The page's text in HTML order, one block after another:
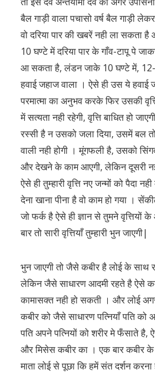
बैल गाड़ी वाला पचासो वर्ष बैल गाड़ी
वो दरिया पार की खबरें नही ला सकता
10 घण्टे में दरिया पार के गाँव-टापू पे
आ सकता है, लंडन जाके 10 घण्टे में,
हवाई जहाज वाला । ऐसे ही उस ये हवाई
परमात्मा का अनुभव करके फिर उसकी
में सत्यता नही रहेगी, वृत्ति बाधित हो
रस्सी है न उसको जला दिया, उसमें बल
वाली नही होगी । मूंगफली है, उसको
और देखने के काम आएगी, लेकिन दूसरी
ऐसे ही तुम्हारी वृत्ति नए जन्मों को पैदा
देना खाना पीना है वो काम हो गया ।
जो फर्क है ऐसे ही ज्ञान से तुमने वृत्तियों
बार तो सारी वृत्तियाँ तुम्हारी भुन जाएगी|
भुन जाएगी तो जैसे कबीर है लोई के साथ
लेकिन जैसे साधारण आदमी रहते है ऐसे
कामासक्त नही हो सकती । और लोई
कबीर को जैसे साधारण पत्नियाँ पति
पति अपने पत्नियों को शरीर मे फँसाते है,
और मिसेस कबीर का । एक बार कबीर
माता लोई से पूछा कि हमें संत दर्शन